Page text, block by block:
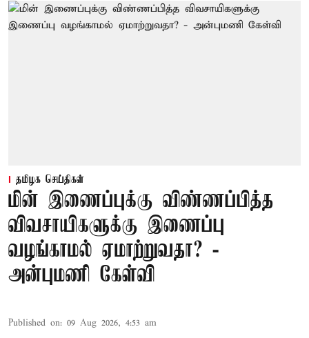
தமிழக செய்திகள்
மின் இணைப்புக்கு விண்ணப்பித்த
விவசாயிகளுக்கு இணைப்பு
வழங்காமல் ஏமாற்றுவதா? -
அன்புமணி கேள்வி
Published on: 09 Aug 2026, 4:53 am